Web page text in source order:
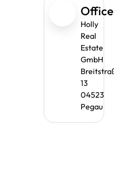
Office
Holly
Real
Estate
GmbH
13
04523
Pegau